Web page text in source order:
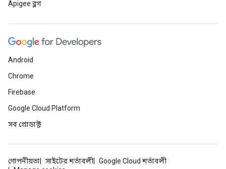
Apigee ব্লগ
Android
Chrome
Firebase
Google Cloud Platform
সব প্রোডাক্ট
গোপনীয়তা সাইটের শর্তাবলী
Google Cloud শর্তাবলী